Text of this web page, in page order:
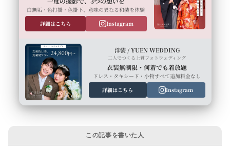
白無垢・色打掛・色掛下、意味の異なる和装を体験
詳細はこちら
Instagram
洋装 / YUEN WEDDING
二人でつくる上質フォトウェディング
衣装無制限・何着でも着放題
ドレス・タキシード・小物すべて追加料金なし
詳細はこちら
Instagram
この記事を書いた人